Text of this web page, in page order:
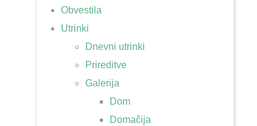
Obvestila
Utrinki
Dnevni utrinki
Prireditve
Galerija
Dom
Domačija